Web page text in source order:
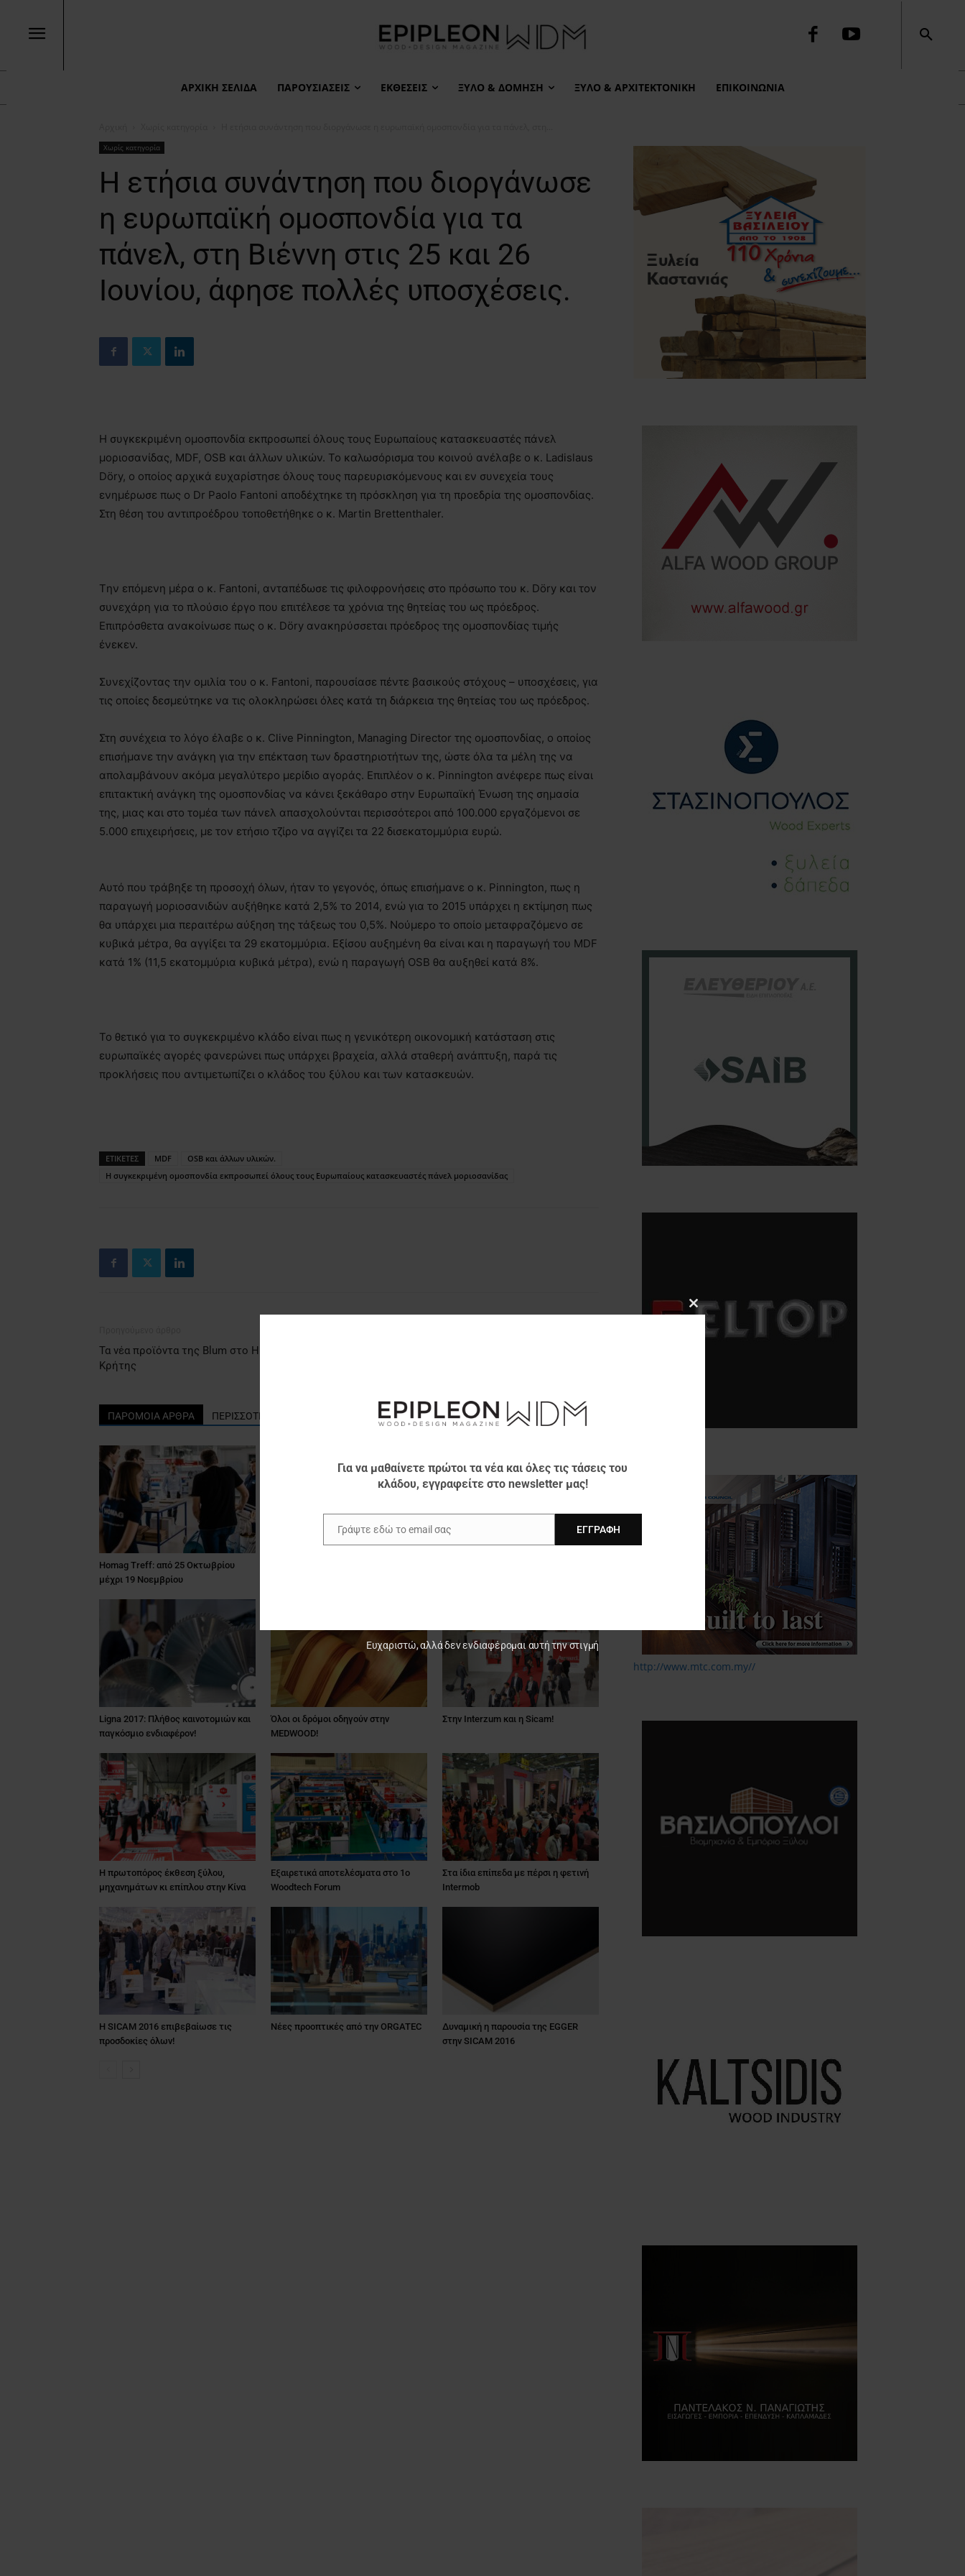
ΑΡΧΙΚΉ ΣΕΛΊΔΑ ΠΑΡΟΥΣΙΆΣΕΙΣ ΕΚΘΈΣΕΙΣ ΞΎΛΟ & ΔΌΜΗΣΗ ΞΎΛΟ & ΑΡΧΙΤΕΚΤΟΝΙΚΉ ΕΠΙΚΟΙΝΩΝΙΑ
Χωρίς κατηγορία
H ετήσια συνάντηση που διοργάνωσε
η ευρωπαϊκή ομοσπονδία για τα
πάνελ, στη Βιέννη στις 25 και 26
Ιουνίου, άφησε πολλές υποσχέσεις.
Η συγκεκριμένη ομοσπονδία εκπροσωπεί όλους τους Ευρωπαίους κατασκευαστές πάνελ
μοριοσανίδας, MDF, OSB και άλλων υλικών. Το καλωσόρισμα του κοινού ανέλαβε ο κ. Ladislaus
Döry, ο οποίος αρχικά ευχαρίστησε όλους τους παρευρισκόμενους και εν συνεχεία τους
ενημέρωσε πως ο Dr Paolo Fantoni αποδέχτηκε τη πρόσκληση για τη προεδρία της ομοσπονδίας.
Στη θέση του αντιπροέδρου τοποθετήθηκε ο κ. Martin Brettenthaler.
Tην επόμενη μέρα ο κ. Fantoni, ανταπέδωσε τις φιλοφρονήσεις στο πρόσωπο του κ. Döry και τον
συνεχάρη για το πλούσιο έργο που επιτέλεσε τα χρόνια της θητείας του ως πρόεδρος.
Επιπρόσθετα ανακοίνωσε πως ο κ. Döry ανακηρύσσεται πρόεδρος της ομοσπονδίας τιμής
ένεκεν.
Συνεχίζοντας την ομιλία του ο κ. Fantoni, παρουσίασε πέντε βασικούς στόχους – υποσχέσεις, για
τις οποίες δεσμεύτηκε να τις ολοκληρώσει όλες κατά τη διάρκεια της θητείας του ως πρόεδρος.
Στη συνέχεια το λόγο έλαβε ο κ. Clive Pinnington, Managing Director της ομοσπονδίας, ο οποίος
επισήμανε την ανάγκη για την επέκταση των δραστηριοτήτων της, ώστε όλα τα μέλη της να
απολαμβάνουν ακόμα μεγαλύτερο μερίδιο αγοράς. Επιπλέον ο κ. Pinnington ανέφερε πως είναι
επιτακτική ανάγκη της ομοσπονδίας να κάνει ξεκάθαρο στην Ευρωπαϊκή Ένωση της σημασία
της, μιας και στο τομέα των πάνελ απασχολούνται περισσότεροι από 100.000 εργαζόμενοι σε
5.000 επιχειρήσεις, με τον ετήσιο τζίρο να αγγίζει τα 22 δισεκατομμύρια ευρώ.
Αυτό που τράβηξε τη προσοχή όλων, ήταν το γεγονός, όπως επισήμανε ο κ. Pinnington, πως η
παραγωγή μοριοσανιδών αυξήθηκε κατά 2,5% το 2014, ενώ για το 2015 υπάρχει η εκτίμηση πως
θα υπάρχει μια περαιτέρω αύξηση της τάξεως του 0,5%. Νούμερο το οποίο μεταφραζόμενο σε
κυβικά μέτρα, θα αγγίξει τα 29 εκατομμύρια. Εξίσου αυξημένη θα είναι και η παραγωγή του MDF
κατά 1% (11,5 εκατομμύρια κυβικά μέτρα), ενώ η παραγωγή OSB θα αυξηθεί κατά 8%.
Το θετικό για το συγκεκριμένο κλάδο είναι πως η γενικότερη οικονομική κατάσταση στις
ευρωπαϊκές αγορές φανερώνει πως υπάρχει βραχεία, αλλά σταθερή ανάπτυξη, παρά τις
προκλήσεις που αντιμετωπίζει ο κλάδος του ξύλου και των κατασκευών.
ΕΤΙΚΕΤΕΣ MDF
OSB και άλλων υλικών.
Η συγκεκριμένη ομοσπονδία εκπροσωπεί όλους τους Ευρωπαίους κατασκευαστές πάνελ μοριοσανίδας
Τα νέα προϊόντα της Βlum στο Ηράκλειο
Κρήτης
ΠΑΡΟΜΟΙΑ ΑΡΘΡΑ ΠΕΡΙΣΣΟΤΕΡΑ ΑΠΟ ΤΟΝ ΔΗΜΙΟΥΡΓΟ
Homag Treff: από 25 Οκτωβρίου
μέχρι 19 Νοεμβρίου
Ligna 2017: Πλήθος καινοτομιών και
παγκόσμιο ενδιαφέρον!
Όλοι οι δρόμοι οδηγούν στην
MEDWOOD!
Στην Interzum και η Sicam!
Η πρωτοπόρος έκθεση ξύλου,
μηχανημάτων κι επίπλου στην Κίνα
Εξαιρετικά αποτελέσματα στο 1o
Woodtech Forum
Στα ίδια επίπεδα με πέρσι η φετινή
Intermob
Η SICAM 2016 επιβεβαίωσε τις
προσδοκίες όλων!
Νέες προοπτικές από την ORGATEC
Δυναμική η παρουσία της EGGER
στην SICAM 2016
http://www.mtc.com.my//
Close
this
Για να μαθαίνετε πρώτοι τα νέα και όλες τις τάσεις του
κλάδου, εγγραφείτε στο newsletter μας!
Email
Γράψτε εδώ το email σας ΕΓΓΡΑΦΉ
Ευχαριστώ, αλλά δεν ενδιαφέρομαι αυτή την στιγμή